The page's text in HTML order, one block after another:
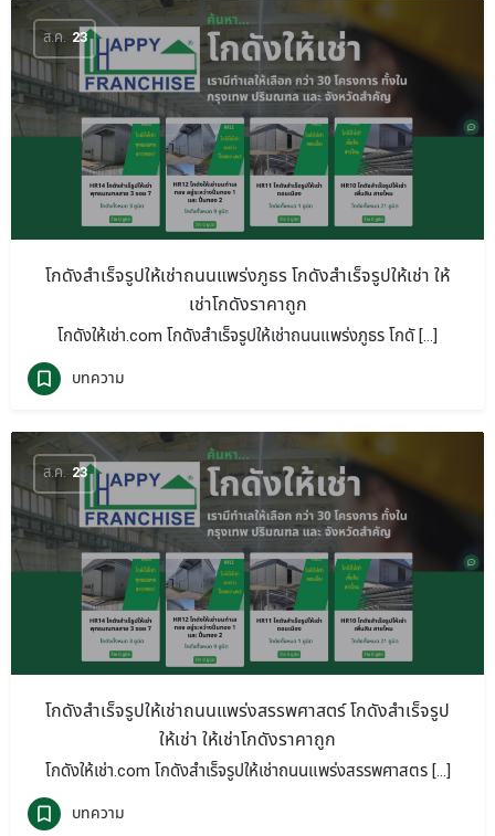
ส.ค. 23
โกดังสำเร็จรูปให้เช่าถนนแพร่งภูธร โกดังสำเร็จรูปให้เช่า ให้
เช่าโกดังราคาถูก
โกดังให้เช่า.com โกดังสำเร็จรูปให้เช่าถนนแพร่งภูธร โกดั […]
บทความ
ส.ค. 23
โกดังสำเร็จรูปให้เช่าถนนแพร่งสรรพศาสตร์ โกดังสำเร็จรูป
ให้เช่า ให้เช่าโกดังราคาถูก
โกดังให้เช่า.com โกดังสำเร็จรูปให้เช่าถนนแพร่งสรรพศาสตร […]
บทความ